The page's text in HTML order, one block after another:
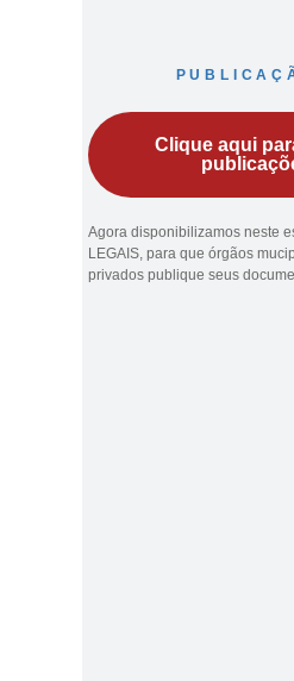
Clique aqui
Agora disponibilizamos neste
LEGAIS, para que órgãos
privados publique seus